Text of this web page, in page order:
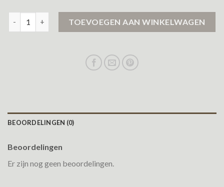
TOEVOEGEN AAN WINKELWAGEN
BEOORDELINGEN (0)
Beoordelingen
Er zijn nog geen beoordelingen.